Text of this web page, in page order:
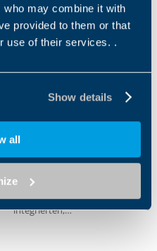
may combine it with
provided to them or that
use of their services. .
Show details
all
STAPLER
onfiglioli liefert effiziente,
geräuscharme Lösungen mit
integrierten,